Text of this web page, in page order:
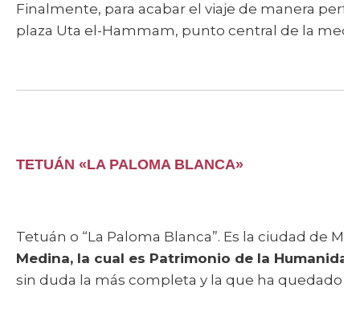
Finalmente, para acabar el viaje de manera
plaza Uta el-Hammam, punto central de la
TETUÁN «LA PALOMA BLANCA»
Tetuán o “La Paloma Blanca”. Es la ciudad de
Medina, la cual es Patrimonio de la Humanidad
sin duda la más completa y la que ha quedado